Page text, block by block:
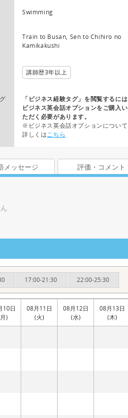
Swimming
Train to Busan, Sen to Chihiro no
Kamikakushi
講師歴3年以上
「ビジネス経験タグ」を閲覧するには
ビジネス英会話オプションをご購入い
ただく必要があります。
※ビジネス英会話オプションについて
詳しくはこちら
メッセージ 評価・コメント
17:00-21:30 22:00-25:30
10日
)
08月11日
(火)
08月12日
(水)
08月13日
(木)